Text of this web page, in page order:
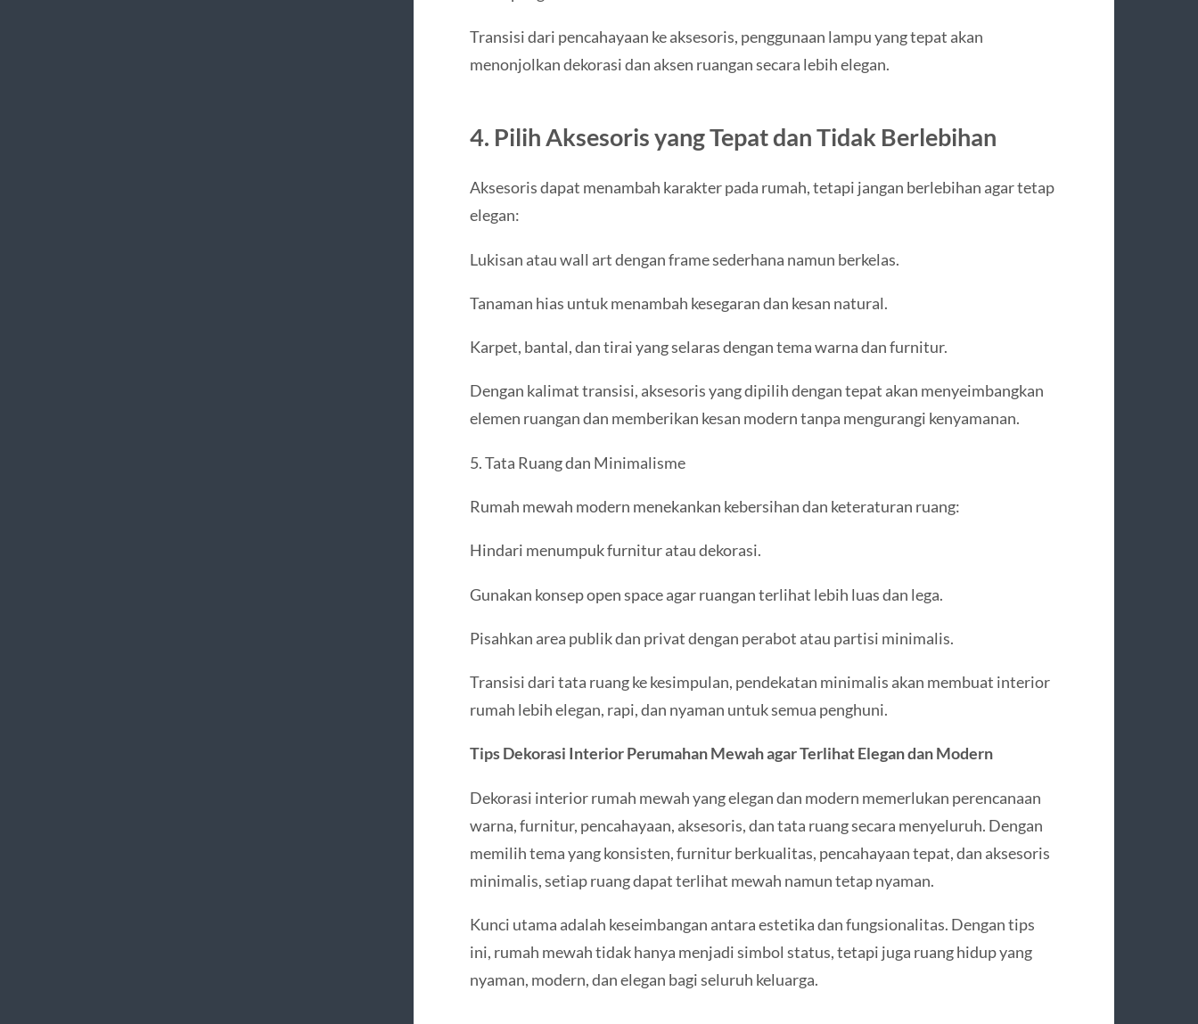
Transisi dari pencahayaan ke aksesoris, penggunaan lampu yang tepat akan
menonjolkan dekorasi dan aksen ruangan secara lebih elegan.
4. Pilih Aksesoris yang Tepat dan Tidak Berlebihan
Aksesoris dapat menambah karakter pada rumah, tetapi jangan berlebihan agar tetap
elegan:
Lukisan atau wall art dengan frame sederhana namun berkelas.
Tanaman hias untuk menambah kesegaran dan kesan natural.
Karpet, bantal, dan tirai yang selaras dengan tema warna dan furnitur.
Dengan kalimat transisi, aksesoris yang dipilih dengan tepat akan menyeimbangkan
elemen ruangan dan memberikan kesan modern tanpa mengurangi kenyamanan.
5. Tata Ruang dan Minimalisme
Rumah mewah modern menekankan kebersihan dan keteraturan ruang:
Hindari menumpuk furnitur atau dekorasi.
Gunakan konsep open space agar ruangan terlihat lebih luas dan lega.
Pisahkan area publik dan privat dengan perabot atau partisi minimalis.
Transisi dari tata ruang ke kesimpulan, pendekatan minimalis akan membuat interior
rumah lebih elegan, rapi, dan nyaman untuk semua penghuni.
Tips Dekorasi Interior Perumahan Mewah agar Terlihat Elegan dan Modern
Dekorasi interior rumah mewah yang elegan dan modern memerlukan perencanaan
warna, furnitur, pencahayaan, aksesoris, dan tata ruang secara menyeluruh. Dengan
memilih tema yang konsisten, furnitur berkualitas, pencahayaan tepat, dan aksesoris
minimalis, setiap ruang dapat terlihat mewah namun tetap nyaman.
Kunci utama adalah keseimbangan antara estetika dan fungsionalitas. Dengan tips
ini, rumah mewah tidak hanya menjadi simbol status, tetapi juga ruang hidup yang
nyaman, modern, dan elegan bagi seluruh keluarga.